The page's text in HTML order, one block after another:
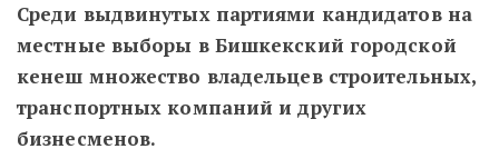
Среди выдвинутых партиями кандидатов на
местные выборы в Бишкекский городской
кенеш множество владельцев строительных,
транспортных компаний и других
бизнесменов.